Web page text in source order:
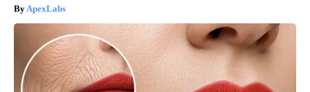
ApexLabs